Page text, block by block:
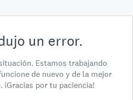
un error.
Estamos trabajando
de nuevo y de la mejor
¡Gracias por tu paciencia!